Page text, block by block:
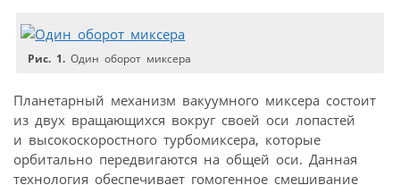
Рис. 1. Один оборот миксера
Планетарный механизм вакуумного миксера состоит
из двух вращающихся вокруг своей оси лопастей
и высокоскоростного турбомиксера, которые
орбитально передвигаются на общей оси. Данная
технология обеспечивает гомогенное смешивание